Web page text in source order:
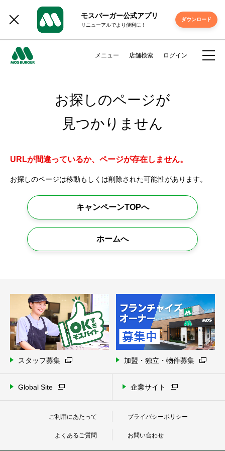
モスバーガー公式アプリ
リニューアルでより便利に！
ダウンロード
メニュー 店舗検索 ログイン
お探しのページが
見つかりません
URLが間違っているか、ページが存在しません。
お探しのページは移動もしくは削除された可能性があります。
キャンペーンTOPへ
ホームへ
スタッフ募集 加盟・独立・物件募集
Global Site 企業サイト
ご利用にあたって プライバシーポリシー
よくあるご質問 お問い合わせ